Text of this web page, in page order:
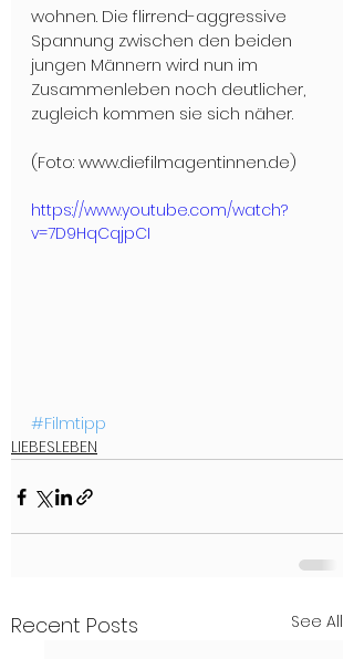
wohnen. Die flirrend-aggressive
Spannung zwischen den beiden
jungen Männern wird nun im
Zusammenleben noch deutlicher,
zugleich kommen sie sich näher.
(Foto: www.diefilmagentinnen.de)
https://www.youtube.com/watch?
v=7D9HqCqjpCI
#Filmtipp
LIEBESLEBEN
Recent Posts See All